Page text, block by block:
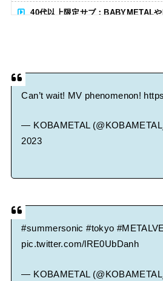
40代以上限定サブ：BABYMETAL
Powered by livedoor 相互RSS
Can’t wait! MV phenomenon!
— KOBAMETAL
2023
#summersonic #tokyo
pic.twitter.com/lRE0UbDanh
— KOBAMETAL